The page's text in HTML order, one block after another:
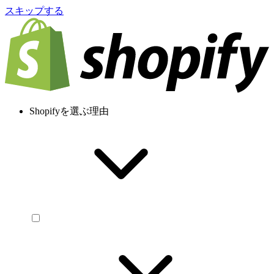
スキップする
Shopifyを選ぶ理由